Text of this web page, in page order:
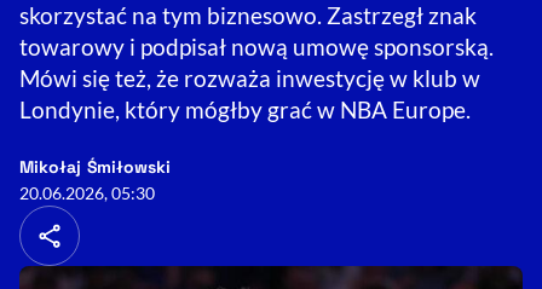
Deklaracja dostępności, otwiera się w nowym oknie
Zgłoś problem
, otwiera się w
skorzystać na tym biznesowo. Zastrzegł znak
towarowy i podpisał nową umowę sponsorską.
Mówi się też, że rozważa inwestycję w klub w
Londynie, który mógłby grać w NBA Europe.
Mikołaj Śmiłowski
20.06.2026, 05:30